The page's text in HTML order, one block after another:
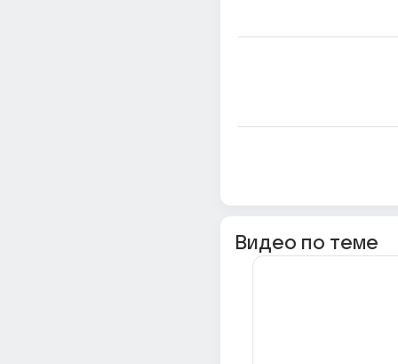
Видео по теме